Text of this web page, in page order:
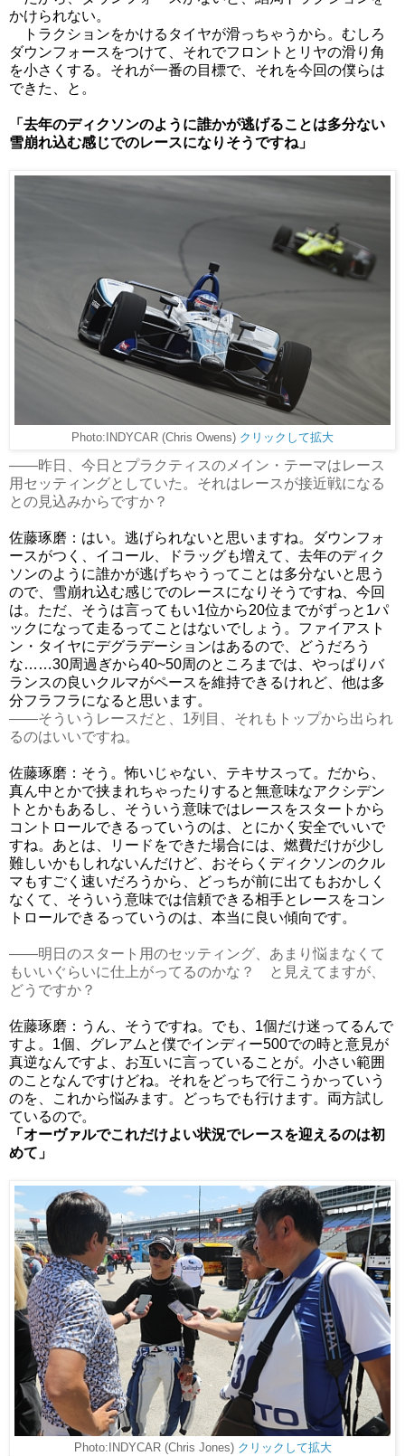
かけられない。
トラクションをかけるタイヤが滑っちゃうから。むしろ
ダウンフォースをつけて、それでフロントとリヤの滑り角
を小さくする。それが一番の目標で、それを今回の僕らは
できた、と。
「去年のディクソンのように誰かが逃げることは多分ない
雪崩れ込む感じでのレースになりそうですね」
Photo:INDYCAR (Chris Owens) クリックして拡大
――昨日、今日とプラクティスのメイン・テーマはレース
用セッティングとしていた。それはレースが接近戦になる
との見込みからですか？
佐藤琢磨：はい。逃げられないと思いますね。ダウンフォ
ースがつく、イコール、ドラッグも増えて、去年のディク
ソンのように誰かが逃げちゃうってことは多分ないと思う
ので、雪崩れ込む感じでのレースになりそうですね、今回
は。ただ、そうは言ってもい1位から20位までがずっと1パ
ックになって走るってことはないでしょう。ファイアスト
ン・タイヤにデグラデーションはあるので、どうだろう
な……30周過ぎから40~50周のところまでは、やっぱりバ
ランスの良いクルマがペースを維持できるけれど、他は多
分フラフラになると思います。
――そういうレースだと、1列目、それもトップから出られ
るのはいいですね。
佐藤琢磨：そう。怖いじゃない、テキサスって。だから、
真ん中とかで挟まれちゃったりすると無意味なアクシデン
トとかもあるし、そういう意味ではレースをスタートから
コントロールできるっていうのは、とにかく安全でいいで
すね。あとは、リードをできた場合には、燃費だけが少し
難しいかもしれないんだけど、おそらくディクソンのクル
マもすごく速いだろうから、どっちが前に出てもおかしく
なくて、そういう意味では信頼できる相手とレースをコン
トロールできるっていうのは、本当に良い傾向です。
――明日のスタート用のセッティング、あまり悩まなくて
もいいぐらいに仕上がってるのかな？ と見えてますが、
どうですか？
佐藤琢磨：うん、そうですね。でも、1個だけ迷ってるんで
すよ。1個、グレアムと僕でインディー500での時と意見が
真逆なんですよ、お互いに言っていることが。小さい範囲
のことなんですけどね。それをどっちで行こうかっていう
のを、これから悩みます。どっちでも行けます。両方試し
ているので。
「オーヴァルでこれだけよい状況でレースを迎えるのは初
めて」
Photo:INDYCAR (Chris Jones) クリックして拡大